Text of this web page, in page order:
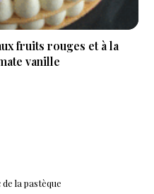
fruits rouges et à la
vanille
la pastèque